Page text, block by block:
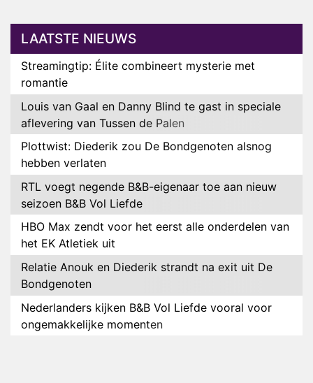
LAATSTE NIEUWS
Streamingtip: Élite combineert mysterie met
romantie
Louis van Gaal en Danny Blind te gast in speciale
aflevering van Tussen de Palen
Plottwist: Diederik zou De Bondgenoten alsnog
hebben verlaten
RTL voegt negende B&B-eigenaar toe aan nieuw
seizoen B&B Vol Liefde
HBO Max zendt voor het eerst alle onderdelen van
het EK Atletiek uit
Relatie Anouk en Diederik strandt na exit uit De
Bondgenoten
Nederlanders kijken B&B Vol Liefde vooral voor
ongemakkelijke momenten